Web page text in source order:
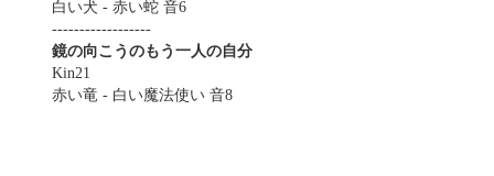
白い犬 - 赤い蛇 音6
------------------
鏡の向こうのもう一人の自分
Kin21
赤い竜 - 白い魔法使い 音8